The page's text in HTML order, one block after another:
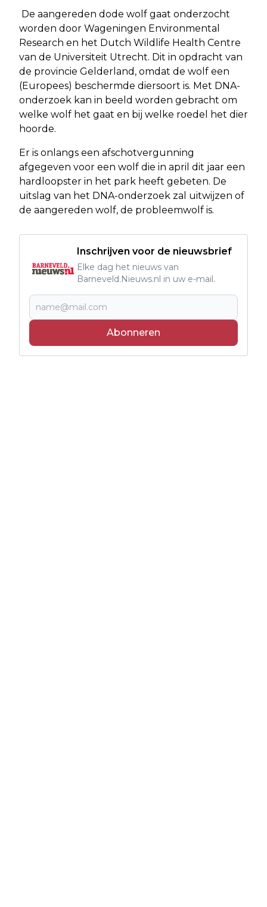
De aangereden dode wolf gaat onderzocht
worden door Wageningen Environmental
Research en het Dutch Wildlife Health Centre
van de Universiteit Utrecht. Dit in opdracht van
de provincie Gelderland, omdat de wolf een
(Europees) beschermde diersoort is. Met DNA-
onderzoek kan in beeld worden gebracht om
welke wolf het gaat en bij welke roedel het dier
hoorde.
Er is onlangs een afschotvergunning
afgegeven voor een wolf die in april dit jaar een
hardloopster in het park heeft gebeten. De
uitslag van het DNA-onderzoek zal uitwijzen of
de aangereden wolf, de probleemwolf is.
Inschrijven voor de nieuwsbrief
Elke dag het nieuws van
Barneveld.Nieuws.nl in uw e-mail.
Abonneren